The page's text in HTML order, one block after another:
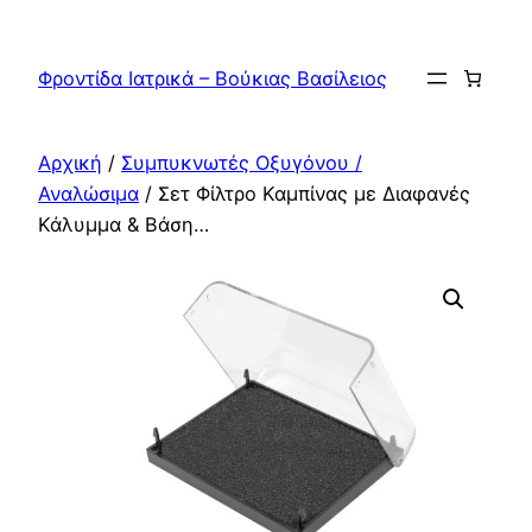
περιεχόμενο
Φροντίδα Ιατρικά – Βούκιας Βασίλειος
Αρχική / Συμπυκνωτές Οξυγόνου /
Αναλώσιμα / Σετ Φίλτρο Καμπίνας με Διαφανές
Κάλυμμα & Βάση…